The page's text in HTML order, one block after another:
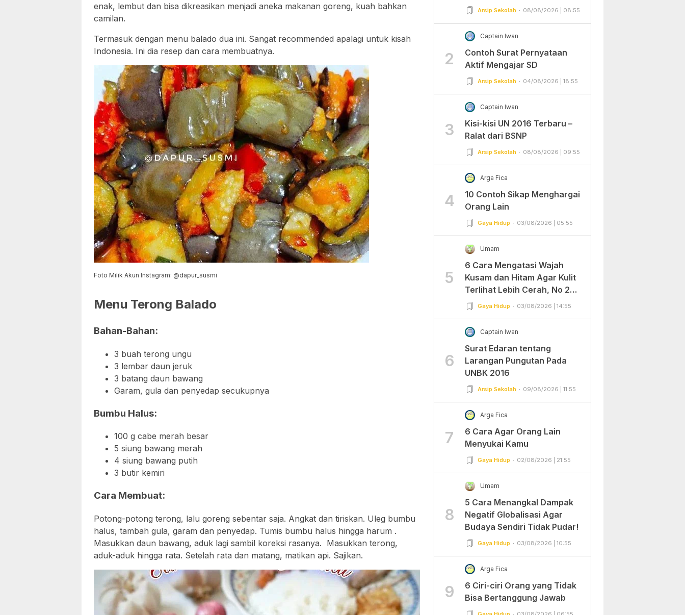
enak, lembut dan bisa dikreasikan menjadi aneka makanan goreng, kuah bahkan
camilan.
Termasuk dengan menu balado dua ini. Sangat recommended apalagi untuk kisah
Indonesia. Ini dia resep dan cara membuatnya.
Foto Milik Akun Instagram: @dapur_susmi
Menu Terong Balado
Bahan-Bahan:
3 buah terong ungu
3 lembar daun jeruk
3 batang daun bawang
Garam, gula dan penyedap secukupnya
Bumbu Halus:
100 g cabe merah besar
5 siung bawang merah
4 siung bawang putih
3 butir kemiri
Cara Membuat:
Potong-potong terong, lalu goreng sebentar saja. Angkat dan tiriskan. Uleg bumbu
halus, tambah gula, garam dan penyedap. Tumis bumbu halus hingga harum .
Masukkan daun bawang, aduk lagi sambil koreksi rasanya. Masukkan terong,
aduk-aduk hingga rata. Setelah rata dan matang, matikan api. Sajikan.
Arsip Sekolah 08/08/2026 | 08:55
2
Captain Iwan
Contoh Surat Pernyataan
Aktif Mengajar SD
Arsip Sekolah 04/08/2026 | 18:55
3
Captain Iwan
Kisi-kisi UN 2016 Terbaru –
Ralat dari BSNP
Arsip Sekolah 08/08/2026 | 09:55
4
Arga Fica
10 Contoh Sikap Menghargai
Orang Lain
Gaya Hidup 03/08/2026 | 05:55
5
Umam
6 Cara Mengatasi Wajah
Kusam dan Hitam Agar Kulit
Terlihat Lebih Cerah, No 2
Gampang Banget dan Mudah
Gaya Hidup 03/08/2026 | 14:55
6
Captain Iwan
Surat Edaran tentang
Larangan Pungutan Pada
UNBK 2016
Arsip Sekolah 09/08/2026 | 11:55
7
Arga Fica
6 Cara Agar Orang Lain
Menyukai Kamu
Gaya Hidup 02/08/2026 | 21:55
8
Umam
5 Cara Menangkal Dampak
Negatif Globalisasi Agar
Budaya Sendiri Tidak Pudar!
Gaya Hidup 03/08/2026 | 10:55
9
Arga Fica
6 Ciri-ciri Orang yang Tidak
Bisa Bertanggung Jawab